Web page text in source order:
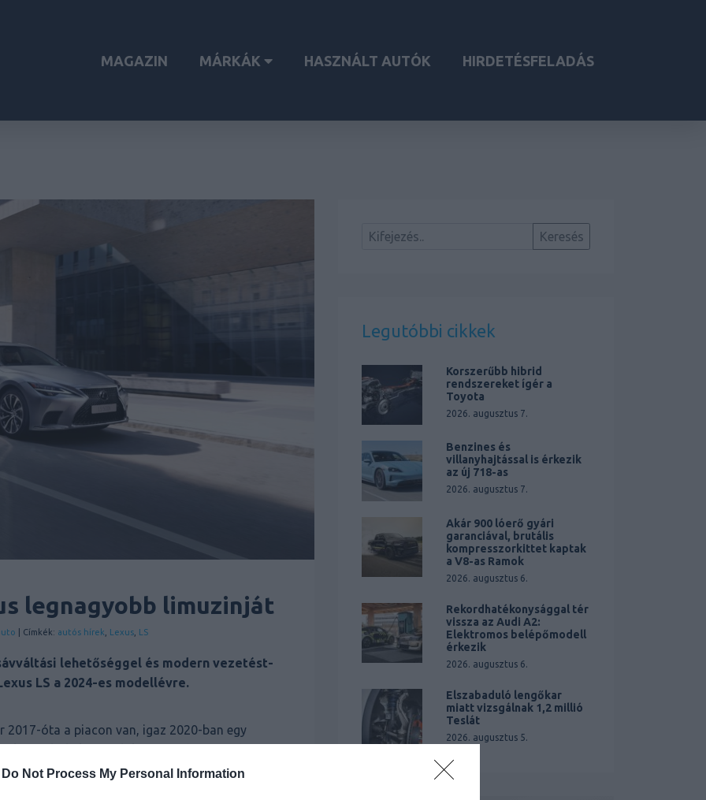
Do Not Process My Personal Information
MAGAZIN MÁRKÁK HASZNÁLT AUTÓK HIRDETÉSFELADÁS
legnagyobb limuzinját
| Címkék: autós hírek Lexus LS
lehetőséggel és modern vezetést-
LS a 2024-es modellévre.
2017-óta a piacon van, igaz 2020-ban egy
Az általa képviselt kategóriában azonban
legtöbbet és legmodernebbet kapja a pénzéért,
Most pontosan ez következett be, amivel a
Legutóbbi cikkek
Korszerűbb hibrid
rendszereket ígér a
Toyota
2026. augusztus 7.
Benzines és
villanyhajtással is érkezik
az új 718-as
2026. augusztus 7.
Akár 900 lóerő gyári
garanciával, brutális
kompresszorkittet kaptak
a V8-as Ramok
2026. augusztus 6.
Rekordhatékonysággal tér
vissza az Audi A2:
Elektromos belépőmodell
érkezik
2026. augusztus 6.
Elszabaduló lengőkar
miatt vizsgálnak 1,2 millió
Teslát
2026. augusztus 5.